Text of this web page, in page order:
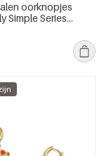
oorknopjes
Simple Series